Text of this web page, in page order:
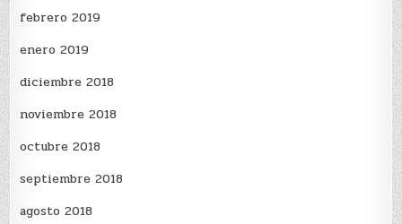
febrero 2019
enero 2019
diciembre 2018
noviembre 2018
octubre 2018
septiembre 2018
agosto 2018